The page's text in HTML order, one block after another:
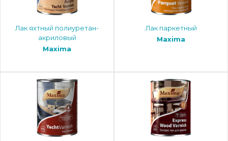
Лак яхтный полиуретан-
акриловый
Maxima
Лак паркетный
Maxima